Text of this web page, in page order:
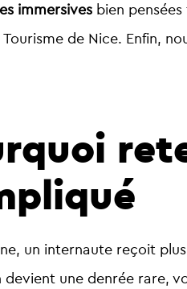
immersives bien
Tourisme de Nice. Enfin,
un internaute reçoit
devient une denrée rare,